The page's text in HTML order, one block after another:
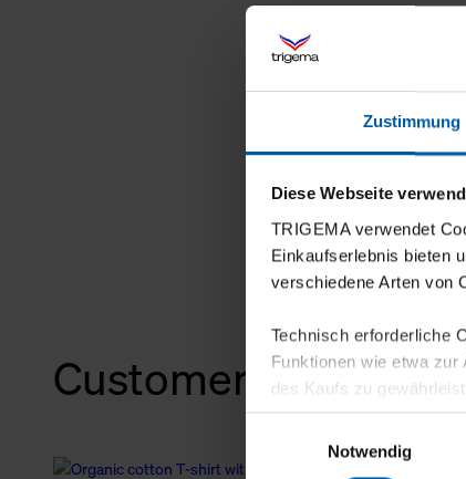
Zustimmung
Diese Webseite
TRIGEMA verwendet
Einkaufserlebnis bieten
verschiedene Arten von
Technisch erforderliche
Funktionen wie etwa
des Kaufs zu
Für die Darstellung
sowie für Marketing-,
Notwendig
Customers also